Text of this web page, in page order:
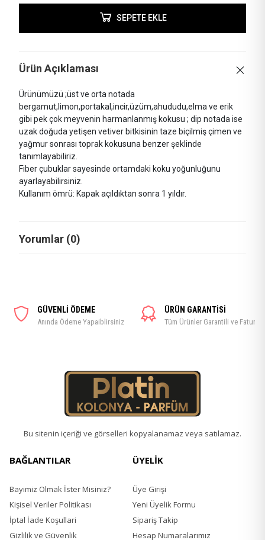
SEPETE EKLE
Ürün Açıklaması
Ürünümüzü ;üst ve orta notada
bergamut,limon,portakal,incir,üzüm,ahududu,elma ve erik
gibi pek çok meyvenin harmanlanmış kokusu ; dip notada ise
uzak doğuda yetişen vetiver bitkisinin taze biçilmiş çimen ve
yağmur sonrası toprak kokusuna benzer şeklinde
tanımlayabiliriz.
Fiber çubuklar sayesinde ortamdaki koku yoğunluğunu
ayarlayabilirsiniz.
Kullanım ömrü: Kapak açıldıktan sonra 1 yıldır.
Yorumlar (0)
GÜVENLİ ÖDEME
Anında Ödeme Yapaiblirsiniz
ÜRÜN GARANTİSİ
Tüm Ürünler Garantili ve Faturalı
Bu sitenin içeriği ve görselleri kopyalanamaz veya satılamaz.
BAĞLANTILAR
Bayimiz Olmak İster Misiniz?
Kişisel Veriler Politikası
İptal İade Koşullari
Gizlilik ve Güvenlik
ÜYELİK
Üye Girişi
Yeni Üyelik Formu
Sipariş Takip
Hesap Numaralarımız